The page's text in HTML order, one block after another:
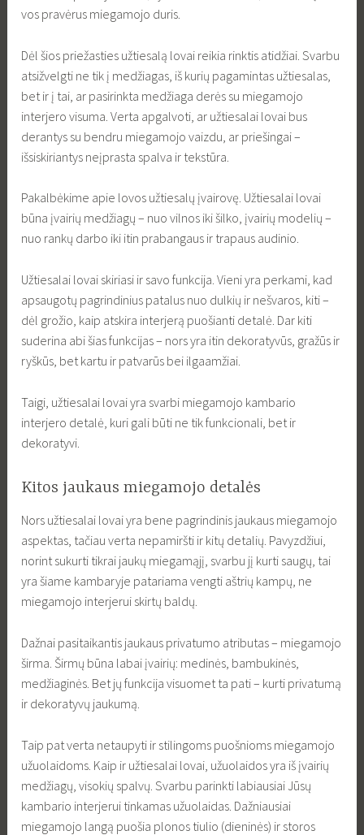
vos pravėrus miegamojo duris.
Dėl šios priežasties užtiesalą lovai reikia rinktis atidžiai. Svarbu
atsižvelgti ne tik į medžiagas, iš kurių pagamintas užtiesalas,
bet ir į tai, ar pasirinkta medžiaga derės su miegamojo
interjero visuma. Verta apgalvoti, ar užtiesalai lovai bus
derantys su bendru miegamojo vaizdu, ar priešingai –
išsiskiriantys neįprasta spalva ir tekstūra.
Pakalbėkime apie lovos užtiesalų įvairovę. Užtiesalai lovai
būna įvairių medžiagų – nuo vilnos iki šilko, įvairių modelių –
nuo rankų darbo iki itin prabangaus ir trapaus audinio.
Užtiesalai lovai skiriasi ir savo funkcija. Vieni yra perkami, kad
apsaugotų pagrindinius patalus nuo dulkių ir nešvaros, kiti –
dėl grožio, kaip atskira interjerą puošianti detalė. Dar kiti
suderina abi šias funkcijas – nors yra itin dekoratyvūs, gražūs ir
ryškūs, bet kartu ir patvarūs bei ilgaamžiai.
Taigi, užtiesalai lovai yra svarbi miegamojo kambario
interjero detalė, kuri gali būti ne tik funkcionali, bet ir
dekoratyvi.
Kitos jaukaus miegamojo detalės
Nors užtiesalai lovai yra bene pagrindinis jaukaus miegamojo
aspektas, tačiau verta nepamiršti ir kitų detalių. Pavyzdžiui,
norint sukurti tikrai jaukų miegamąjį, svarbu jį kurti saugų, tai
yra šiame kambaryje patariama vengti aštrių kampų, ne
miegamojo interjerui skirtų baldų.
Dažnai pasitaikantis jaukaus privatumo atributas – miegamojo
širma. Širmų būna labai įvairių: medinės, bambukinės,
medžiaginės. Bet jų funkcija visuomet ta pati – kurti privatumą
ir dekoratyvų jaukumą.
Taip pat verta netaupyti ir stilingoms puošnioms miegamojo
užuolaidoms. Kaip ir užtiesalai lovai, užuolaidos yra iš įvairių
medžiagų, visokių spalvų. Svarbu parinkti labiausiai Jūsų
kambario interjerui tinkamas užuolaidas. Dažniausiai
miegamojo langą puošia plonos tiulio (dieninės) ir storos